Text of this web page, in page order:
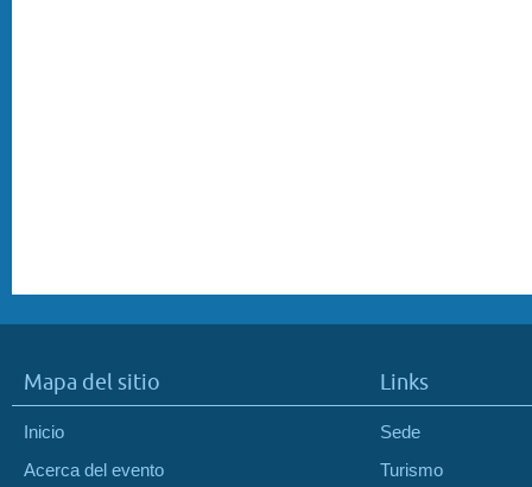
Mapa del sitio
Inicio
Acerca del evento
Links
Sede
Turismo